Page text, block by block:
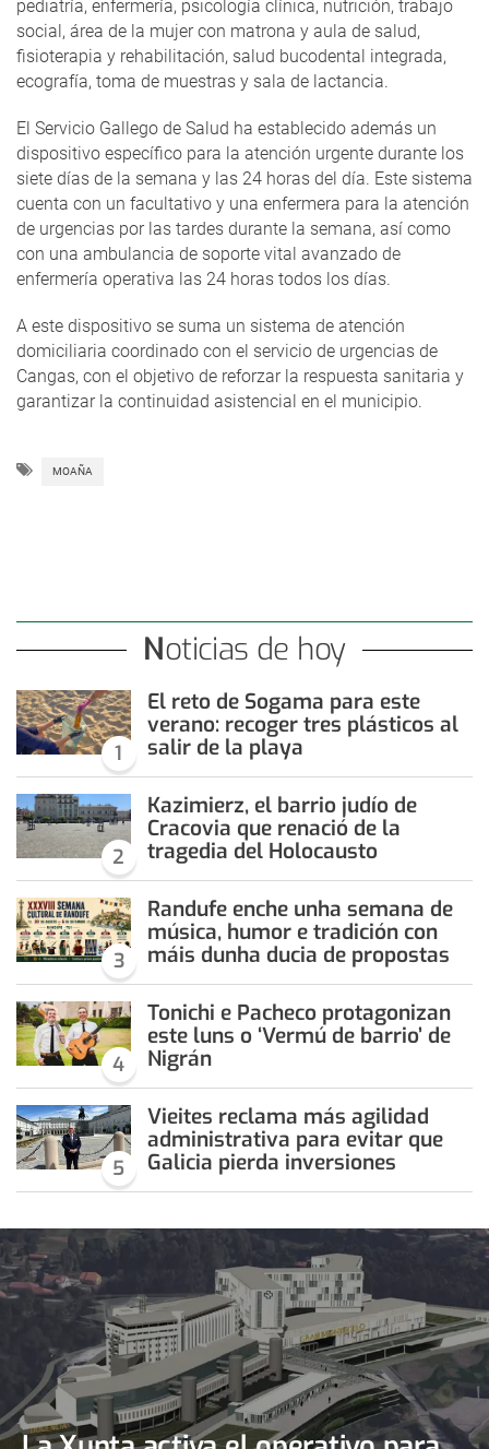
pediatría, enfermería, psicología clínica, nutrición, trabajo
social, área de la mujer con matrona y aula de salud,
fisioterapia y rehabilitación, salud bucodental integrada,
ecografía, toma de muestras y sala de lactancia.
El Servicio Gallego de Salud ha establecido además un
dispositivo específico para la atención urgente durante los
siete días de la semana y las 24 horas del día. Este sistema
cuenta con un facultativo y una enfermera para la atención
de urgencias por las tardes durante la semana, así como
con una ambulancia de soporte vital avanzado de
enfermería operativa las 24 horas todos los días.
A este dispositivo se suma un sistema de atención
domiciliaria coordinado con el servicio de urgencias de
Cangas, con el objetivo de reforzar la respuesta sanitaria y
garantizar la continuidad asistencial en el municipio.
MOAÑA
Noticias de hoy
1
El reto de Sogama para este
verano: recoger tres plásticos al
salir de la playa
2
Kazimierz, el barrio judío de
Cracovia que renació de la
tragedia del Holocausto
3
Randufe enche unha semana de
música, humor e tradición con
máis dunha ducia de propostas
4
Tonichi e Pacheco protagonizan
este luns o ‘Vermú de barrio’ de
Nigrán
5
Vieites reclama más agilidad
administrativa para evitar que
Galicia pierda inversiones